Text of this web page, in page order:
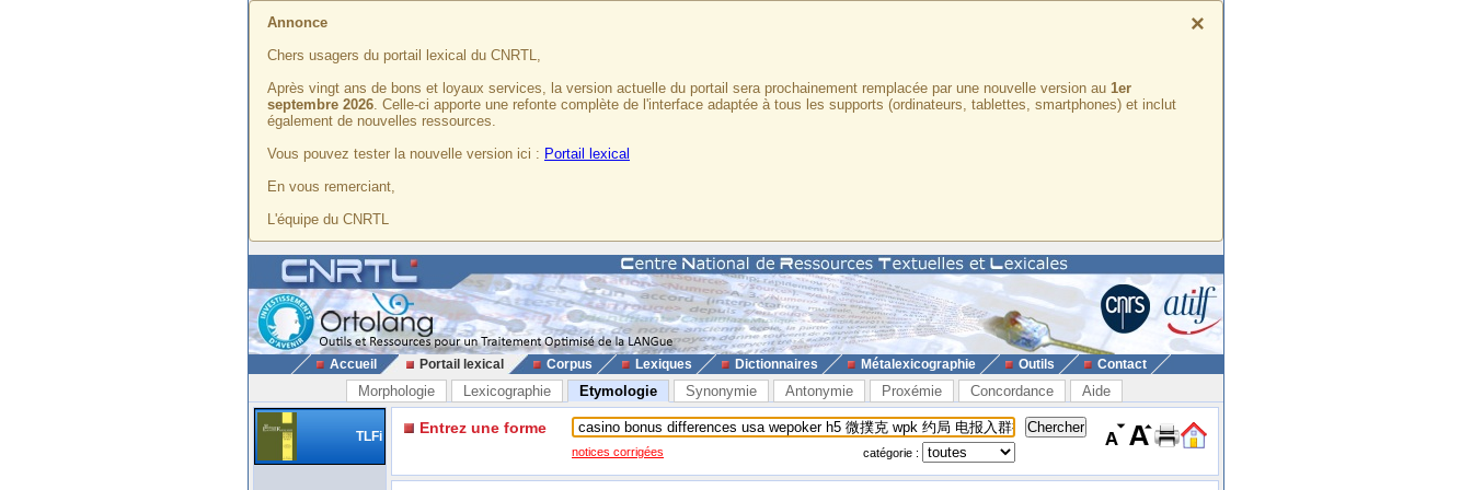
×
Annonce
Chers usagers du portail lexical du CNRTL,
Après vingt ans de bons et loyaux services, la version actuelle du portail sera prochainement remplacée par une nouvelle version au 1er
septembre 2026. Celle-ci apporte une refonte complète de l'interface adaptée à tous les supports (ordinateurs, tablettes, smartphones) et inclut
également de nouvelles ressources.
Vous pouvez tester la nouvelle version ici : Portail lexical
En vous remerciant,
L'équipe du CNRTL
Accueil Portail lexical Corpus Lexiques Dictionnaires Métalexicographie Outils Contact
Morphologie Lexicographie Etymologie Synonymie Antonymie Proxémie Concordance Aide
TLFi Entrez une forme
notices corrigées catégorie :